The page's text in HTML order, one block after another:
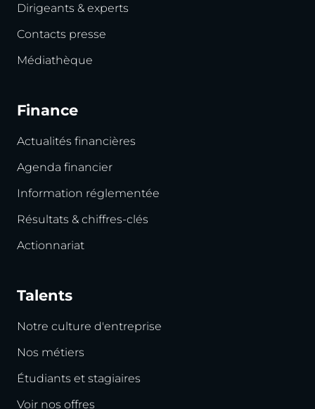
Dirigeants & experts
Contacts presse
Médiathèque
Finance
Actualités financières
Agenda financier
Information réglementée
Résultats & chiffres-clés
Actionnariat
Talents
Notre culture d'entreprise
Nos métiers
Étudiants et stagiaires
Voir nos offres